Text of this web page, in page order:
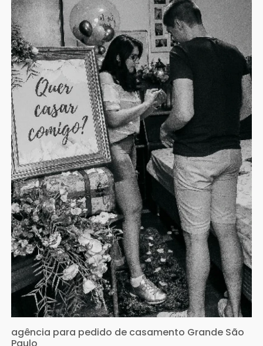
agência para pedido de casamento Grande São
Paulo